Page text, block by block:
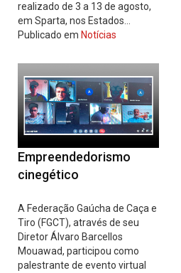
realizado de 3 a 13 de agosto,
em Sparta, nos Estados…
Publicado em Notícias
Empreendedorismo
cinegético
A Federação Gaúcha de Caça e
Tiro (FGCT), através de seu
Diretor Álvaro Barcellos
Mouawad, participou como
palestrante de evento virtual